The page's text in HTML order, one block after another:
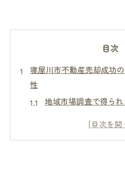
目次
寝屋川市不動産売却成功
性
地域市場調査で得ら
寝屋川市の不動産価